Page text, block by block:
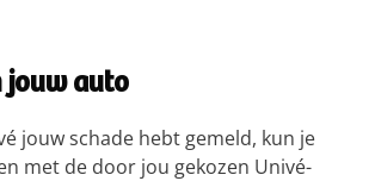
jouw auto
jouw schade hebt gemeld, kun je
met de door jou gekozen Univé-